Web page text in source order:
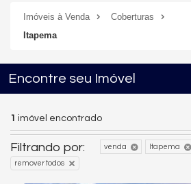
Imóveis à Venda Coberturas
Itapema
Encontre seu Imóvel
1 imóvel encontrado
Filtrando por: venda Itapema
remover todos